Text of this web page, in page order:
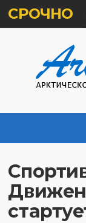
СРОЧНО
жертв